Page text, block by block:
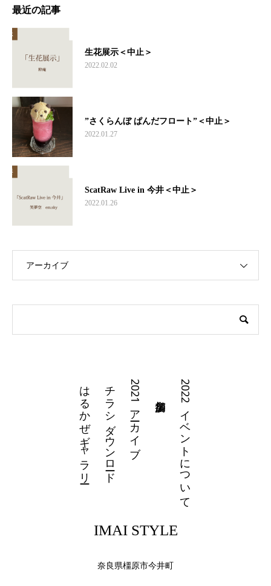
最近の記事
生花展示＜中止＞
2022.02.02
”さくらんぼ ぱんだフロート”＜中止＞
2022.01.27
ScatRaw Live in 今井＜中止＞
2022.01.26
アーカイブ
2022イベントについて
2021アーカイブ
チラシダウンロード
はるかぜギャラリー
IMAI STYLE
奈良県橿原市今井町